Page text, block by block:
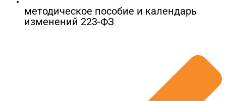
методическое пособие и календарь
изменений 223-ФЗ